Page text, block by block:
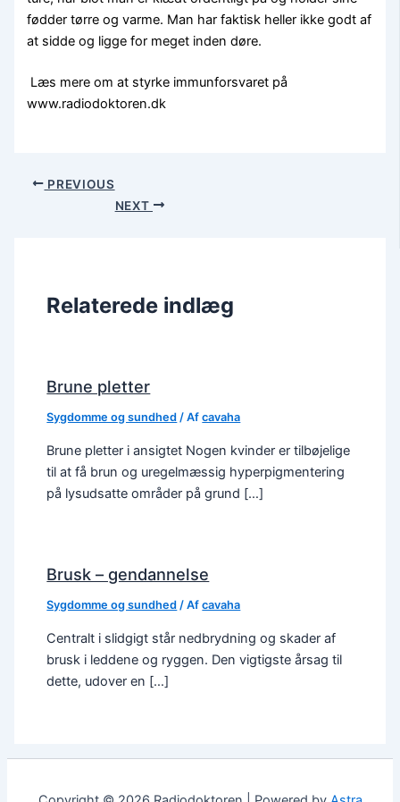
fødder tørre og varme. Man har faktisk heller ikke godt af
at sidde og ligge for meget inden døre.
Læs mere om at styrke immunforsvaret på
www.radiodoktoren.dk
PREVIOUS
NEXT
Relaterede indlæg
Brune pletter
Sygdomme og sundhed / Afcavaha
Brune pletter i ansigtet Nogen kvinder er tilbøjelige
til at få brun og uregelmæssig hyperpigmentering
på lysudsatte områder på grund […]
Brusk – gendannelse
Sygdomme og sundhed / Afcavaha
Centralt i slidgigt står nedbrydning og skader af
brusk i leddene og ryggen. Den vigtigste årsag til
dette, udover en […]